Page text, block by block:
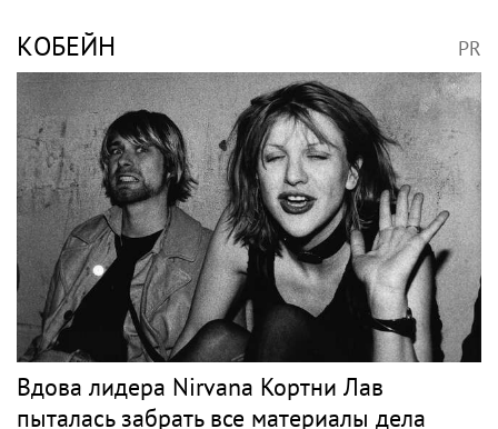
Новости со строительства второго этапа
линии «Славянка»
Рок
METALLICA PR